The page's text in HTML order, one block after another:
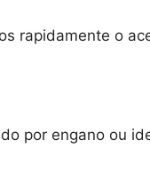
rapidamente o
por engano ou